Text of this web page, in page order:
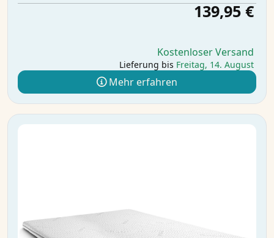
139,95 €
Kostenloser Versand
Lieferung bis Freitag, 14. August
Mehr erfahren